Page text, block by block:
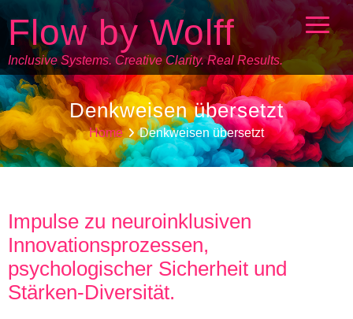
Flow by Wolff
Inclusive Systems. Creative Clarity. Real Results.
Denkweisen übersetzt
Home Denkweisen übersetzt
Impulse zu neuroinklusiven
Innovationsprozessen,
psychologischer Sicherheit und
Stärken-Diversität.